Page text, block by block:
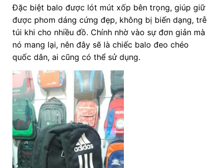
Đặc biệt balo được lót mút xốp bên trọng, giúp giữ
được phom dáng cứng đẹp, không bị biến dạng, trễ
túi khi cho nhiều đồ. Chính nhờ vào sự đơn giản mà
nó mang lại, nên đây sẽ là chiếc balo đeo chéo
quốc dân, ai cũng có thể sử dụng.